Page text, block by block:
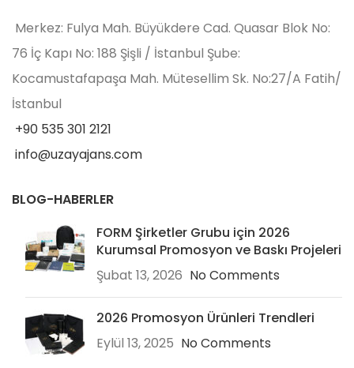
Merkez: Fulya Mah. Büyükdere Cad. Quasar Blok No:
76 İç Kapı No: 188 Şişli / İstanbul Şube:
Kocamustafapaşa Mah. Mütesellim Sk. No:27/A Fatih/
İstanbul
+90 535 301 2121
info@uzayajans.com
BLOG-HABERLER
FORM Şirketler Grubu için 2026
Kurumsal Promosyon ve Baskı Projeleri
Şubat 13, 2026 No Comments
2026 Promosyon Ürünleri Trendleri
Eylül 13, 2025 No Comments